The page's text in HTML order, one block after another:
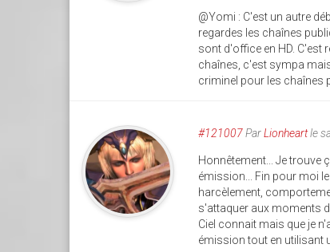
@Yomi : C'est un autre
regardes les chaînes
sont d'office en HD. C'est
chaînes, c'est sympa
criminel pour les chaînes
#121007ParLionheartle
Honnêtement... Je trouve
émission... Fin pour moi
harcèlement,
s'attaquer aux moments
Ciel connait mais que je
émission tout en utilisant